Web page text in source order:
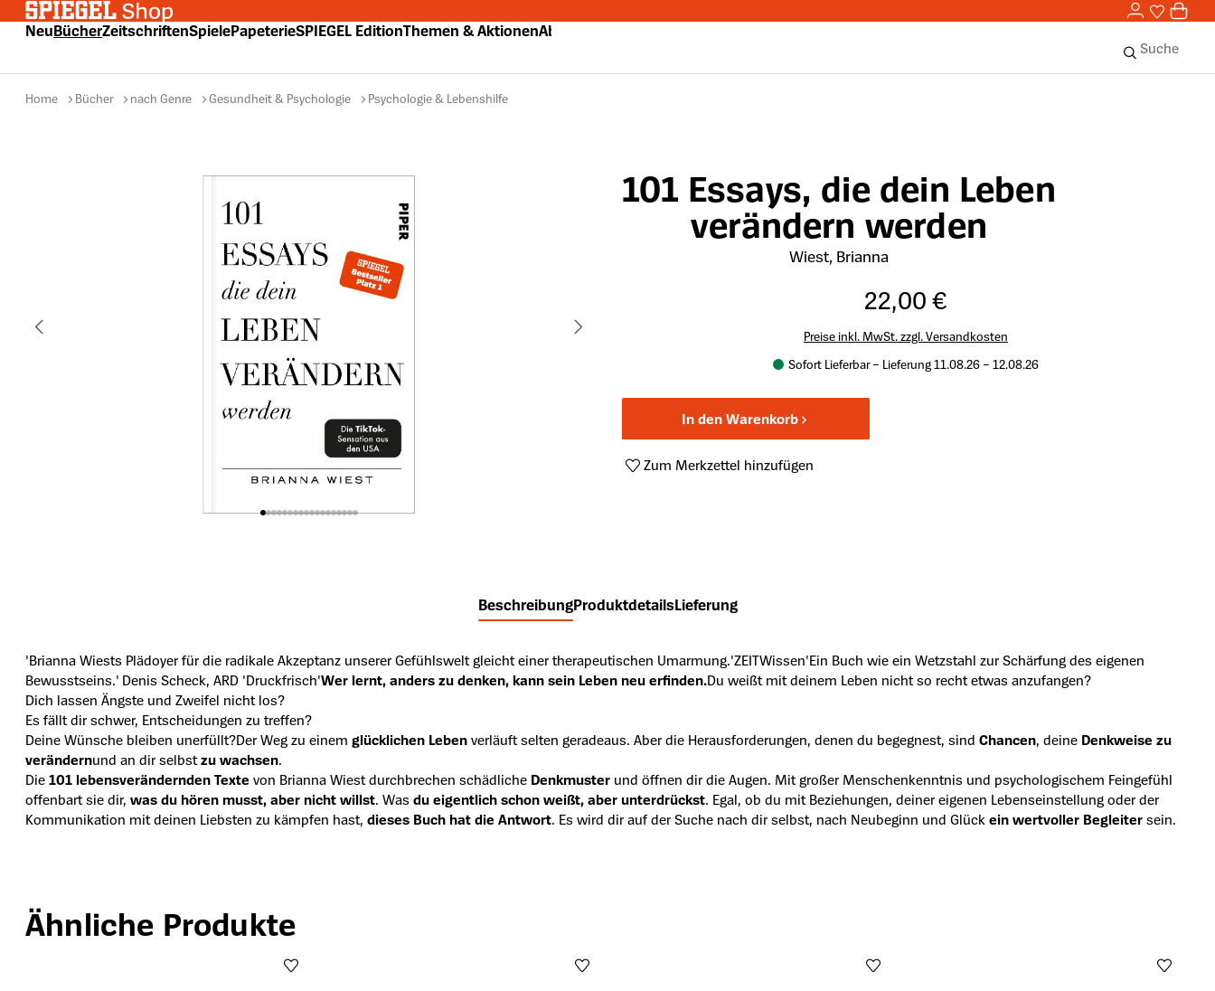
Hauptinhalt springen
Zur Suche springen
Zur Hauptnavigation springen 0,00
0
NeuBücherZeitschriftenSpielePapeterieSPIEGEL EditionThemen & AktionenAbo
Suche
Home Bücher nach Genre Gesundheit & Psychologie Psychologie & Lebenshilfe
101 Essays, die dein Leben
verändern werden
Wiest, Brianna
22,00 €
Preise inkl. MwSt. zzgl. Versandkosten
Sofort Lieferbar – Lieferung 11.08.26 – 12.08.26
In den Warenkorb
Zum Merkzettel hinzufügen
BeschreibungProduktdetailsLieferung
'Brianna Wiests Plädoyer für die radikale Akzeptanz unserer Gefühlswelt gleicht einer therapeutischen Umarmung.'ZEITWissen'Ein Buch wie ein Wetzstahl zur Schärfung des eigenen
Bewusstseins.' Denis Scheck, ARD 'Druckfrisch'Wer lernt, anders zu denken, kann sein Leben neu erfinden.Du weißt mit deinem Leben nicht so recht etwas anzufangen?
Dich lassen Ängste und Zweifel nicht los?
Es fällt dir schwer, Entscheidungen zu treffen?
Deine Wünsche bleiben unerfüllt?Der Weg zu einem glücklichen Leben verläuft selten geradeaus. Aber die Herausforderungen, denen du begegnest, sind Chancen, deine Denkweise zu
verändernund an dir selbstzu wachsen.
Die 101 lebensverändernden Texte von Brianna Wiest durchbrechen schädliche Denkmuster und öffnen dir die Augen. Mit großer Menschenkenntnis und psychologischem Feingefühl
offenbart sie dir, was du hören musst, aber nicht willst. Was du eigentlich schon weißt, aber unterdrückst. Egal, ob du mit Beziehungen, deiner eigenen Lebenseinstellung oder der
Kommunikation mit deinen Liebsten zu kämpfen hast, dieses Buch hat die Antwort. Es wird dir auf der Suche nach dir selbst, nach Neubeginn und Glück ein wertvoller Begleiter sein.
Produktgalerie überspringen
Ähnliche Produkte